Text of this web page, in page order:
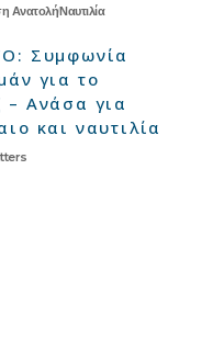
ΑνατολήΝαυτιλία
Συμφωνία
για το
– Ανάσα για
και ναυτιλία